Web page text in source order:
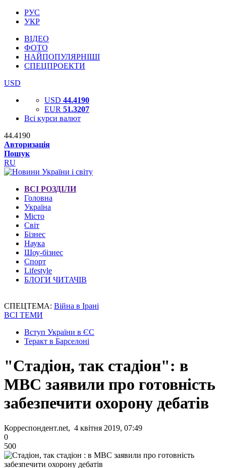
РУС
УКР
ВІДЕО
ФОТО
НАЙПОПУЛЯРНІШІ
СПЕЦПРОЕКТИ
USD
USD 44.4190
EUR 51.3207
Всі курси валют
44.4190
Авторизація
Пошук
RU
ВСІ РОЗДІЛИ
Головна
Україна
Місто
Світ
Бізнес
Наука
Шоу-бізнес
Спорт
Lifestyle
БЛОГИ ЧИТАЧІВ
СПЕЦТЕМА: Війна в Ірані
ВСІ ТЕМИ
Вступ України в ЄС
Теракт в Барселоні
"Стадіон, так стадіон": в
МВС заявили про готовність
забезпечити охорону дебатів
Корреспондент.net, 4 квітня 2019, 07:49
0
500